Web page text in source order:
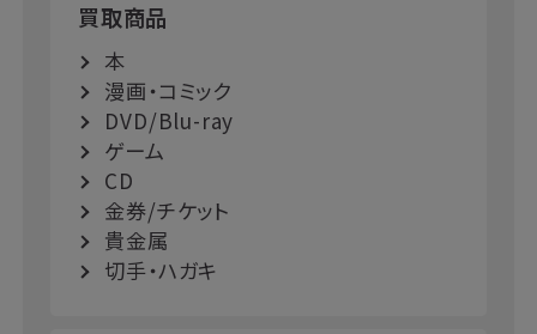
買取商品
本
漫画・コミック
DVD/Blu-ray
ゲーム
CD
金券/チケット
貴金属
切手・ハガキ